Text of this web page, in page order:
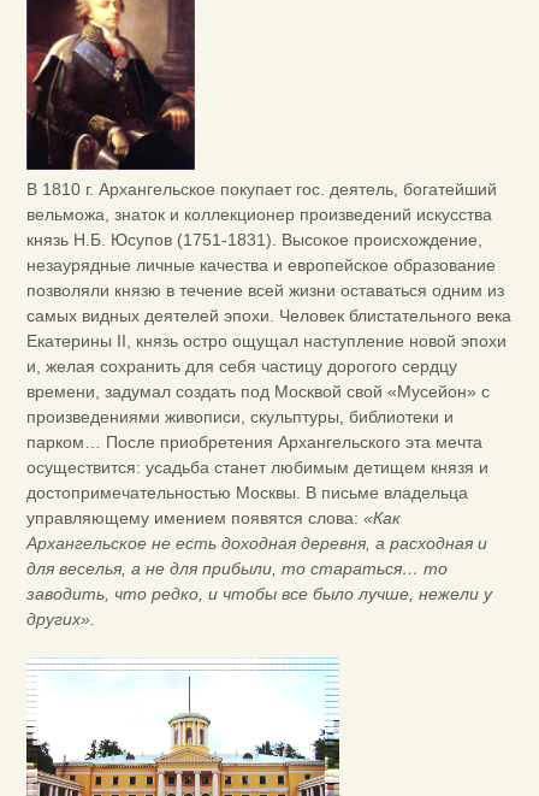
В 1810 г. Архангельское покупает гос. деятель, богатейший
вельможа, знаток и коллекционер произведений искусства
князь Н.Б. Юсупов (1751-1831). Высокое происхождение,
незаурядные личные качества и европейское образование
позволяли князю в течение всей жизни оставаться одним из
самых видных деятелей эпохи. Человек блистательного века
Екатерины II, князь остро ощущал наступление новой эпохи
и, желая сохранить для себя частицу дорогого сердцу
времени, задумал создать под Москвой свой «Мусейон» с
произведениями живописи, скульптуры, библиотеки и
парком… После приобретения Архангельского эта мечта
осуществится: усадьба станет любимым детищем князя и
достопримечательностью Москвы. В письме владельца
управляющему имением появятся слова: «Как
Архангельское не есть доходная деревня, а расходная и
для веселья, а не для прибыли, то стараться… то
заводить, что редко, и чтобы все было лучше, нежели у
других».